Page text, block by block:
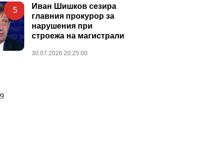
5
Иван Шишков сезира
главния прокурор за
нарушения при
строежа на магистрали
30.07.2026 20:25:00